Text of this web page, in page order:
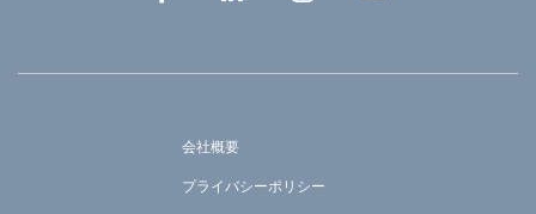
会社概要
プライバシーポリシー